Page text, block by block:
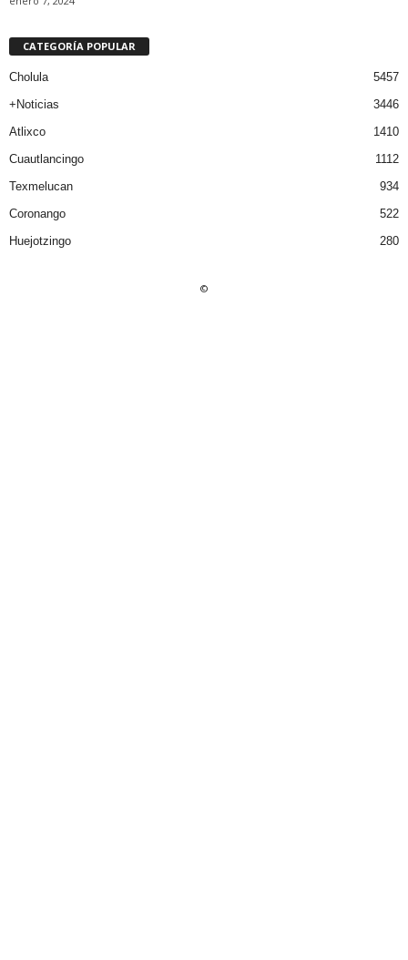
CATEGORÍA POPULAR
Cholula
5457
+Noticias
3446
Atlixco
1410
Cuautlancingo
1112
Texmelucan
934
Coronango
522
Huejotzingo
280
©